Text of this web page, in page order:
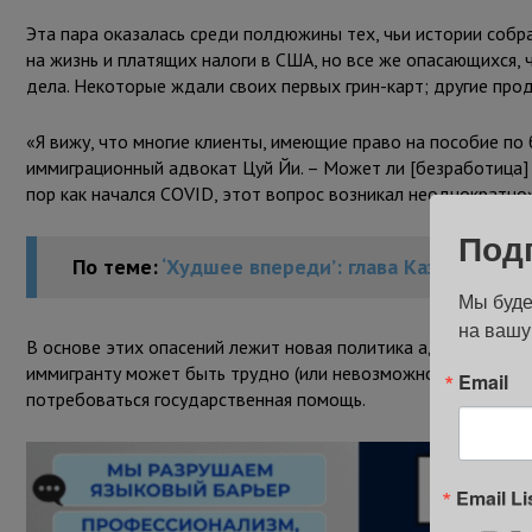
Эта пара оказалась среди полдюжины тех, чьи истории
на жизнь и платящих налоги в США, но все же опасающихся,
дела. Некоторые ждали своих первых грин-карт; другие
«Я вижу, что многие клиенты, имеющие право на пособие по
иммиграционный адвокат Цуй Йи. – Может ли
пор как начался COVID, этот вопрос возникал
По теме:‘Худшее впереди’: глава
В основе этих опасений лежит новая политика
иммигранту может быть трудно (или невозможно) получить
потребоваться государственная помощь.
Мы
на
Email
Email